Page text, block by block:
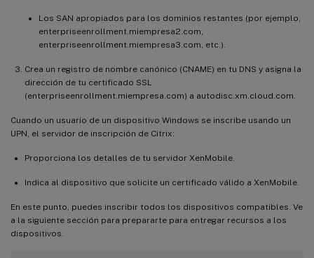
Los SAN apropiados para los dominios restantes (por ejemplo,
enterpriseenrollment.miempresa2.com,
enterpriseenrollment.miempresa3.com, etc.).
Crea un registro de nombre canónico (CNAME) en tu DNS y asigna la
dirección de tu certificado SSL
(enterpriseenrollment.miempresa.com) a autodisc.xm.cloud.com.
Cuando un usuario de un dispositivo Windows se inscribe usando un
UPN, el servidor de inscripción de Citrix:
Proporciona los detalles de tu servidor XenMobile.
Indica al dispositivo que solicite un certificado válido a XenMobile.
En este punto, puedes inscribir todos los dispositivos compatibles. Ve
a la siguiente sección para prepararte para entregar recursos a los
dispositivos.